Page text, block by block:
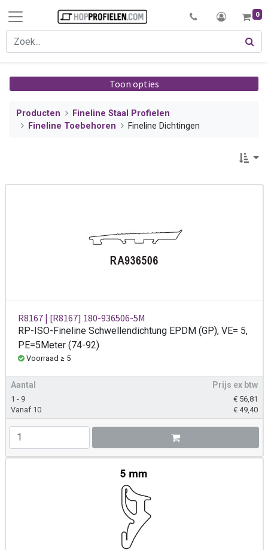
0
Toon opties
Producten
Fineline Staal Profielen
Fineline Toebehoren
Fineline Dichtingen
R8167 | [R8167] 180-936506-5M
RP-ISO-Fineline Schwellendichtung EPDM (GP), VE= 5,
PE=5Meter (74-92)
Voorraad ≥ 5
Aantal Prijs ex btw
1 - 9 € 56,81
Vanaf 10
€ 49,40